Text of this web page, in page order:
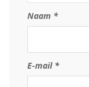
Naam *
E-mail *